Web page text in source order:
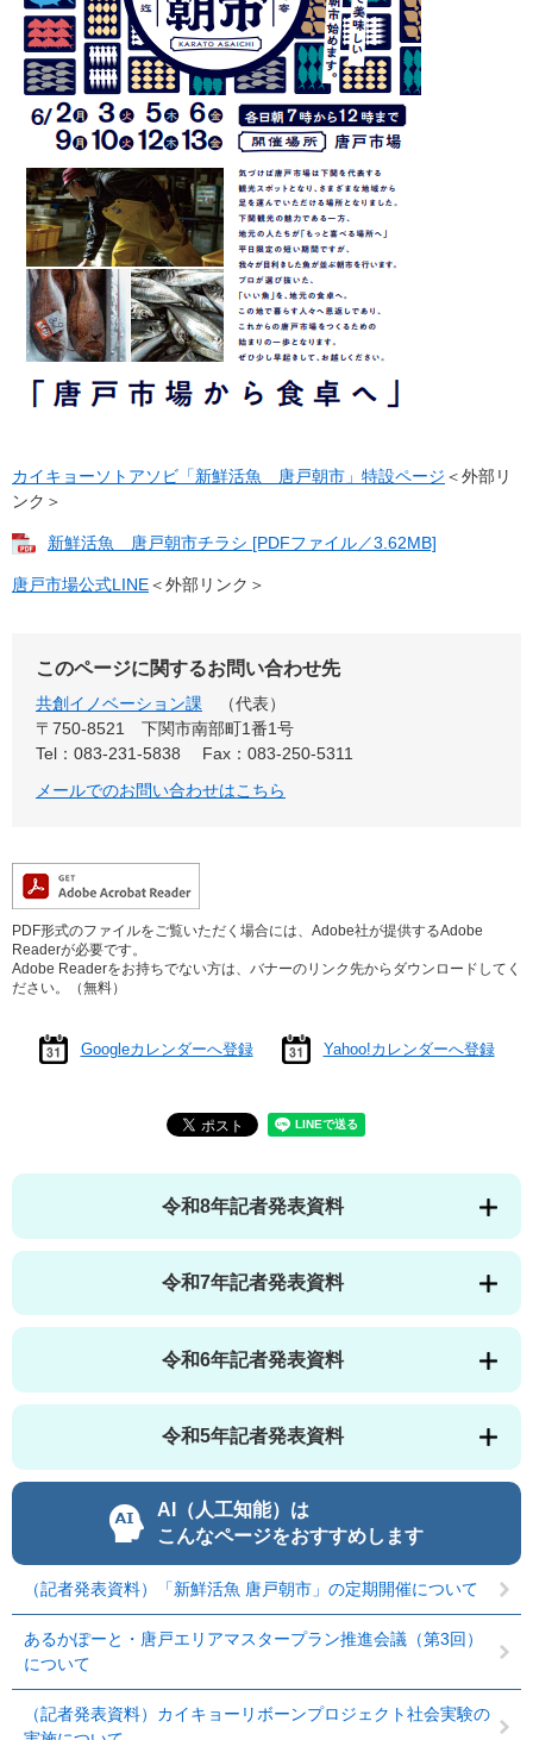
カイキョーソトアソビ「新鮮活魚 唐戸朝市」特設ページ ＜外部リ
ンク＞
新鮮活魚 唐戸朝市チラシ [PDFファイル／3.62MB]
唐戸市場公式LINE＜外部リンク＞
このページに関するお問い合わせ先
共創イノベーション課
代表
〒750-8521
下関市南部町1番1号
Tel：083-231-5838
Fax：083-250-5311
メールでのお問い合わせはこちら
PDF形式のファイルをご覧いただく場合には、Adobe社が提供するAdobe
Readerが必要です。
Adobe Readerをお持ちでない方は、バナーのリンク先からダウンロードしてく
ださい。（無料）
Googleカレンダーへ登録 Yahoo!カレンダーへ登録
令和8年記者発表資料
令和7年記者発表資料
令和6年記者発表資料
令和5年記者発表資料
AI（人工知能）は
こんなページをおすすめします
（記者発表資料）「新鮮活魚 唐戸朝市」の定期開催について
あるかぽーと・唐戸エリアマスタープラン推進会議（第3回）
について
（記者発表資料）カイキョーリボーンプロジェクト社会実験の